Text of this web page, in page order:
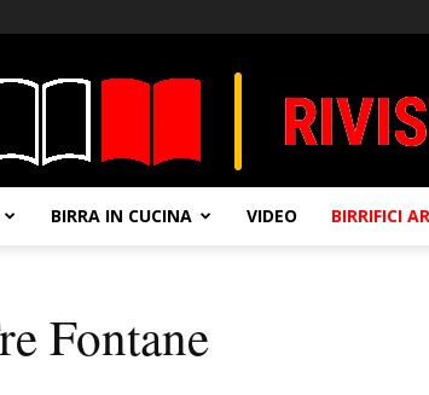
BIRRA IN CUCINA VIDEO BIRRIFICI
Fontane